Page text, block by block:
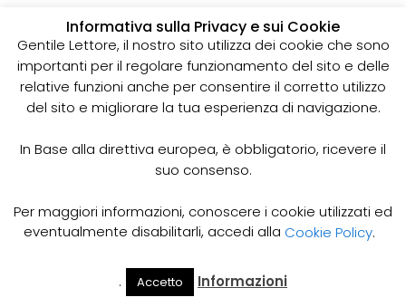
Spurgo pozzi neri: cos’è e
perché è importante
I pozzi neri sono delle strutture sotterranee utilizzate
per la raccolta delle acque reflue domestiche,
sistema di smaltimento delle acque fognarie. Lo
spurgo dei pozzi neri è un’operazione essenziale
e prevenire il rischio di allagamenti, cattivi odori e
infezioni.
Lo spurgo dei pozzi neri viene effettuato mediante
l’utilizzo di apposite pompe e attrezzature
Cerca Il Mio
Informativa sulla Privacy e sui Cookie
Gentile Lettore, il nostro sito utilizza dei cookie che sono
importanti per il regolare funzionamento del sito e delle
relative funzioni anche per consentire il corretto utilizzo
del sito e migliorare la tua esperienza di navigazione.
In Base alla direttiva europea, è obbligatorio, ricevere il
suo consenso.
Per maggiori informazioni, conoscere i cookie utilizzati ed
eventualmente disabilitarli, accedi alla Cookie Policy.
. Accetto Informazioni